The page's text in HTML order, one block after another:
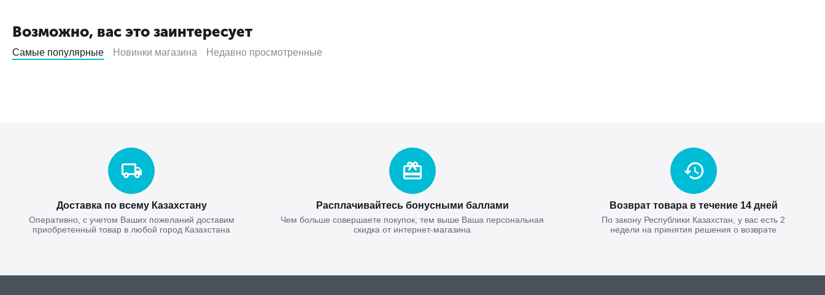
Возможно, вас это заинтересует
Самые популярные Новинки магазина Недавно просмотренные
Доставка по всему Казахстану
Оперативно, с учетом Ваших пожеланий доставим
приобретенный товар в любой город Казахстана
Расплачивайтесь бонусными баллами
Чем больше совершаете покупок, тем выше Ваша персональная
скидка от интернет-магазина
Возврат товара в течение 14 дней
По закону Республики Казахстан, у вас есть 2
недели на принятия решения о возврате